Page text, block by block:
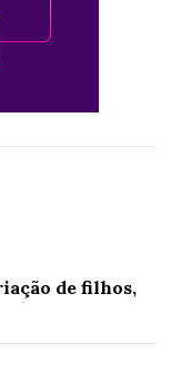
de filhos,